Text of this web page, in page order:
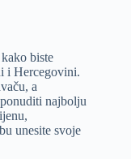
biste
i Hercegovini.
a
najbolju
unesite svoje